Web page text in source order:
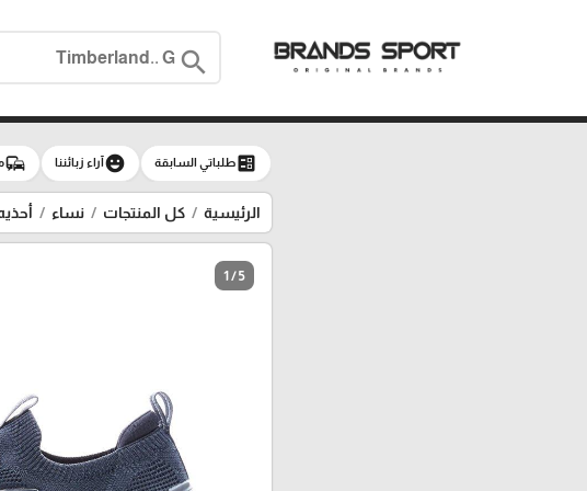
search
ballotطلباتي السابقة emoji_emotionsآراء زبائننا commute
الرئيسية كل المنتجات نساء
1 / 5